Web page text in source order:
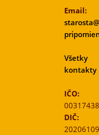
Email:
Všetky
kontakty
IČO:
00317438
DIČ: